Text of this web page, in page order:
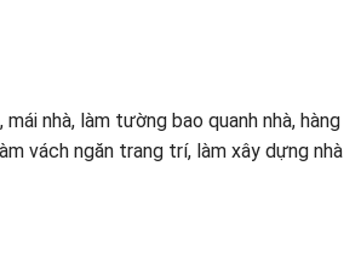
nhà, làm tường bao quanh nhà, hàng
vách ngăn trang trí, làm xây dựng nhà